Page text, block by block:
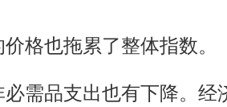
格也拖累了整体指数。
需品支出也有下降。经